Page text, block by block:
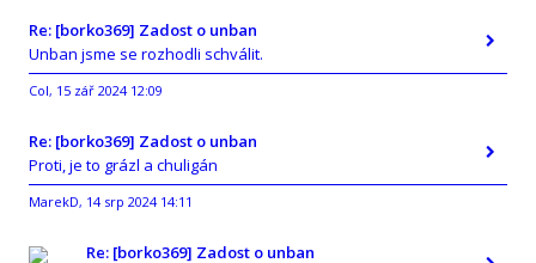
Re: [borko369] Zadost o unban
Unban jsme se rozhodli schválit.
Col, 15 zář 2024 12:09
Re: [borko369] Zadost o unban
Proti, je to grázl a chuligán
MarekD, 14 srp 2024 14:11
Re: [borko369] Zadost o unban